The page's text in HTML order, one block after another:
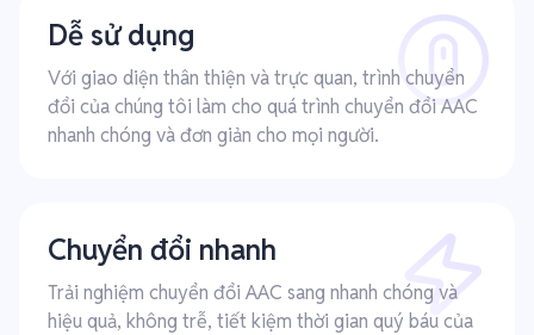
Dễ sử dụng
Với giao diện thân thiện và trực quan, trình chuyển
đổi của chúng tôi làm cho quá trình chuyển đổi AAC
nhanh chóng và đơn giản cho mọi người.
Chuyển đổi nhanh
Trải nghiệm chuyển đổi AAC sang nhanh chóng và
hiệu quả, không trễ, tiết kiệm thời gian quý báu của